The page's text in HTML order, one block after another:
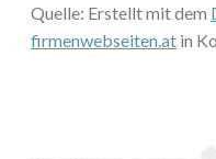
Quelle: Erstellt mit dem
firmenwebseiten.at in